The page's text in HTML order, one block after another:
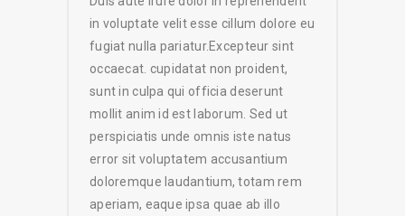
in voluptate velit esse cillum dolore eu
fugiat nulla pariatur.Excepteur sint
occaecat. cupidatat non proident,
sunt in culpa qui officia deserunt
mollit anim id est laborum. Sed ut
perspiciatis unde omnis iste natus
error sit voluptatem accusantium
doloremque laudantium, totam rem
aperiam, eaque ipsa quae ab illo